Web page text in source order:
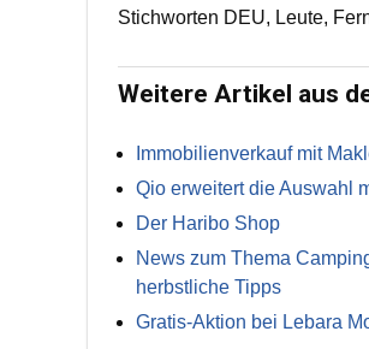
Stichworten DEU, Leute,
Weitere Artikel aus
Immobilienverkauf mit
Qio erweitert die Auswahl
Der Haribo Shop
News zum Thema
herbstliche Tipps
Gratis-Aktion bei Lebara